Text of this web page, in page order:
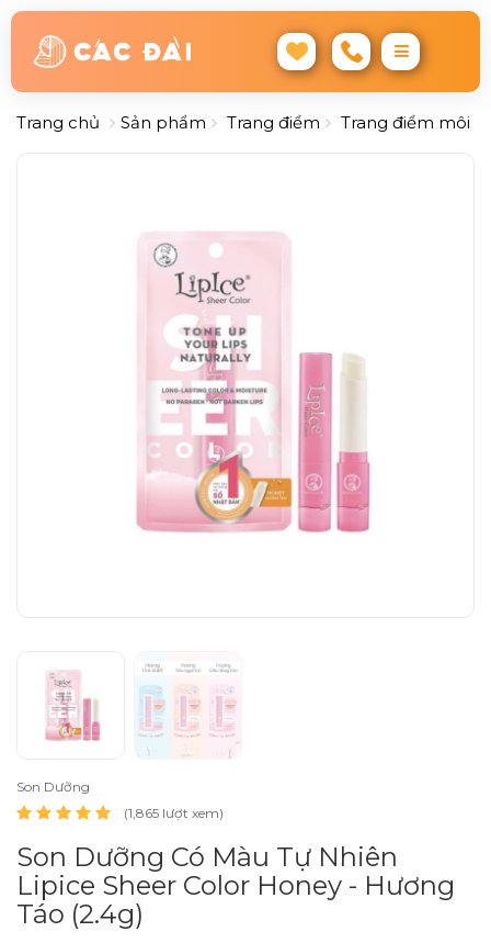
Trang chủ Sản phẩm Trang điểm Trang điểm môi
Son Dưỡng
(1,865 lượt xem)
Son Dưỡng Có Màu Tự Nhiên
Lipice Sheer Color Honey - Hương
Táo (2.4g)